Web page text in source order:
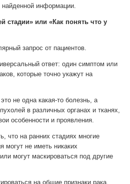
найденной информации.
стадии» или «Как понять что у
запрос от пациентов.
ответ: один симптом или
которые точно укажут на
не одна какая-то болезнь, а
в различных органах и тканях,
особенности и проявления.
что на ранних стадиях многие
могут не иметь никаких
могут маскироваться под другие
на общие признаки рака,